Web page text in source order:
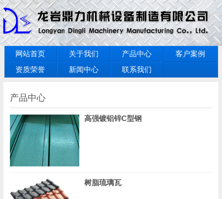
网站首页 关于我们 产品中心
客户案例
资质荣誉
新闻中心 联系我们
产品中心
高强镀铝锌C型钢
树脂琉璃瓦